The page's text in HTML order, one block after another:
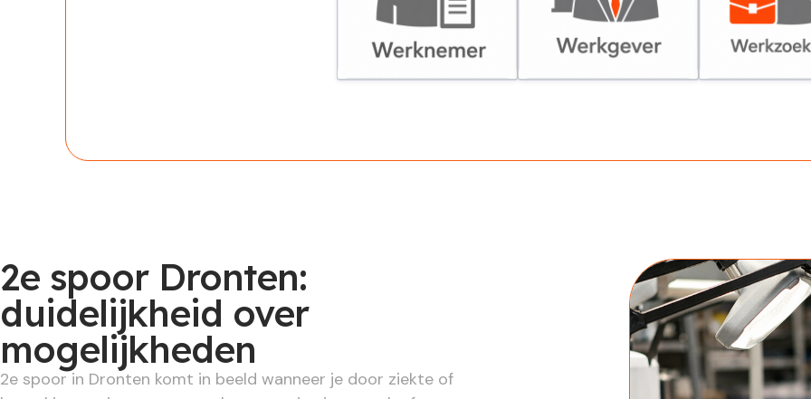
Werknemer Werkgever Werkzoekende
2e spoor Dronten:
duidelijkheid over
mogelijkheden
2e spoor in Dronten komt in beeld wanneer je door ziekte of